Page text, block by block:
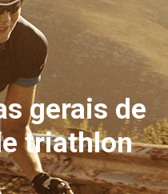
gerais de
triathlon